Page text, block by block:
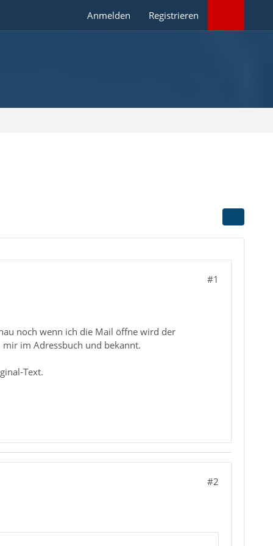
Anmelden Registrieren
#1
noch wenn ich die Mail öffne wird der
im Adressbuch und bekannt.
Text.
#2